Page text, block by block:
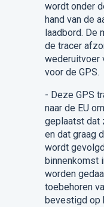
wordt onder
hand van de
laadbord. De
de tracer
wederuitvoer
voor de GPS.
- Deze GPS
naar de EU
geplaatst dat
en dat graag
wordt
binnenkomst
worden
toebehoren
bevestigd op